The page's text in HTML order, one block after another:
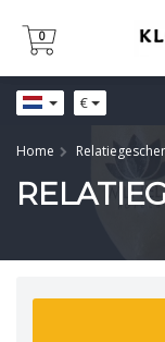
€
0
0
Home